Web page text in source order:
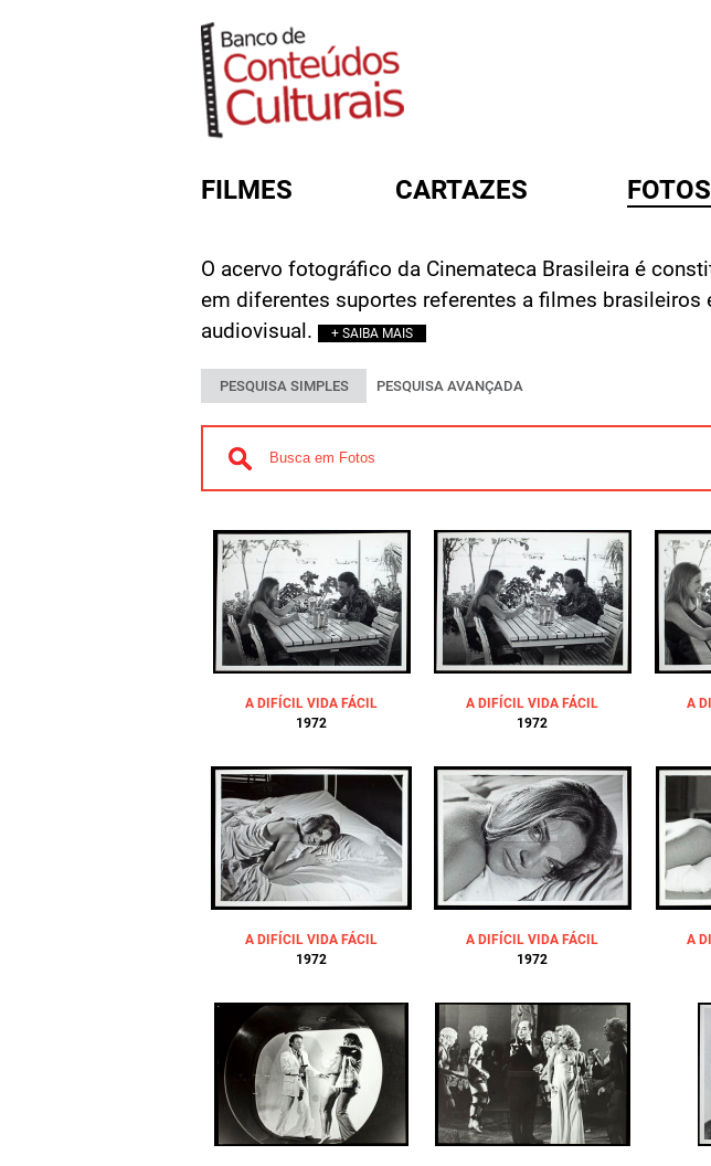
FILMES CARTAZES FOTOS
O acervo fotográfico da Cinemateca Brasileira é
em diferentes suportes referentes a filmes
audiovisual.
+ SAIBA MAIS
PESQUISA SIMPLES PESQUISA AVANÇADA
A DIFÍCIL VIDA FÁCIL
1972
A DIFÍCIL VIDA FÁCIL
1972
A
A DIFÍCIL VIDA FÁCIL
1972
A DIFÍCIL VIDA FÁCIL
1972
A
FORMULÁRIO DE BUSCA